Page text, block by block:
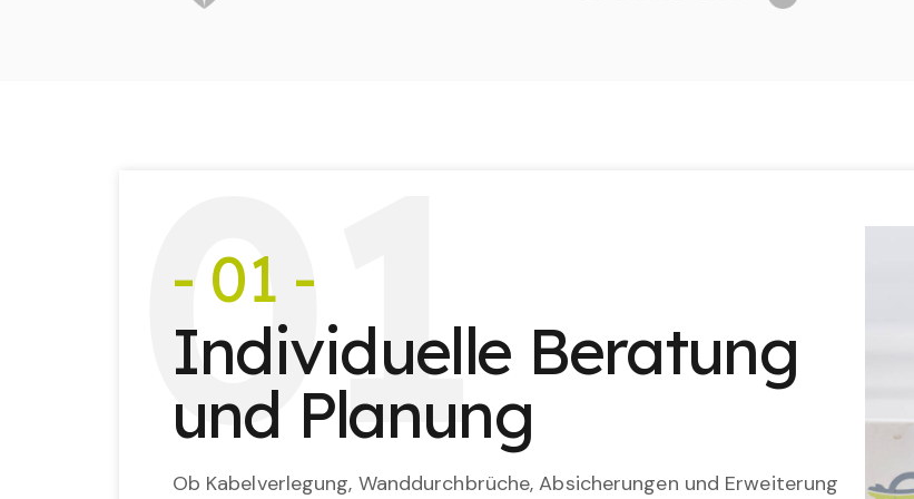
01
- 01 -
Individuelle Beratung
und Planung
Ob Kabelverlegung, Wanddurchbrüche, Absicherungen und Erweiterung